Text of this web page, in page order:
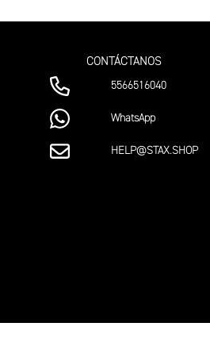
CONTÁCTANOS
5566516040
WhatsApp
HELP@STAX.SHOP